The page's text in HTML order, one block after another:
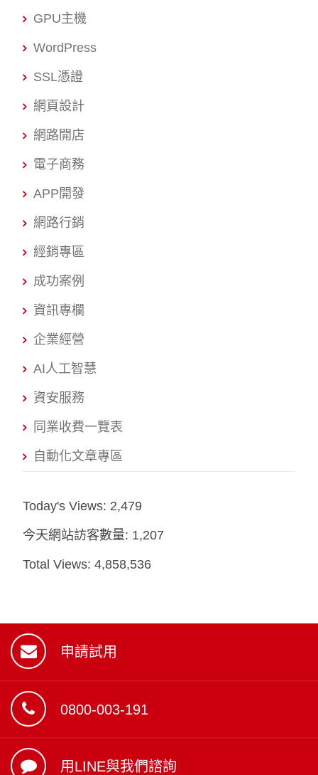
GPU主機
WordPress
SSL憑證
網頁設計
網路開店
電子商務
APP開發
網路行銷
經銷專區
成功案例
資訊專欄
企業經營
AI人工智慧
資安服務
同業收費一覽表
自動化文章專區
Today's Views: 2,479
今天網站訪客數量: 1,207
Total Views:4,858,536
申請試用
0800-003-191
用LINE與我們諮詢